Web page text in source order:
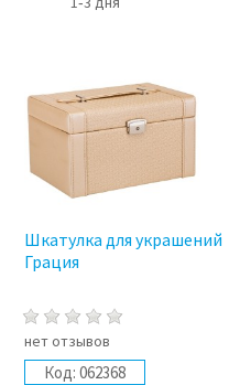
Шкатулка для украшений
Грация
нет отзывов
Код: 062368